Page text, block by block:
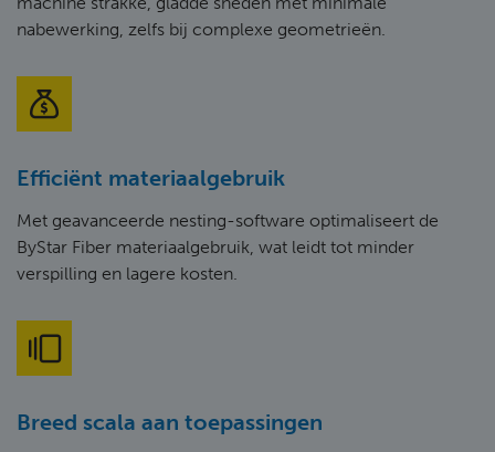
nabewerking, zelfs bij complexe geometrieën.
Efficiënt materiaalgebruik
Met geavanceerde nesting-software optimaliseert de
ByStar Fiber materiaalgebruik, wat leidt tot minder
verspilling en lagere kosten.
Breed scala aan toepassingen